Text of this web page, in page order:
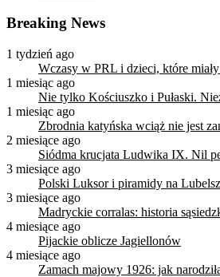
Breaking News
1 tydzień ago
Wczasy w PRL i dzieci, które
1 miesiąc ago
Nie tylko Kościuszko i Pułaski.
1 miesiąc ago
Zbrodnia katyńska wciąż nie jest
2 miesiące ago
Siódma krucjata Ludwika IX. Nil
3 miesiące ago
Polski Luksor i piramidy na
3 miesiące ago
Madryckie corralas: historia
4 miesiące ago
Pijackie oblicze Jagiellonów
4 miesiące ago
Zamach majowy 1926: jak